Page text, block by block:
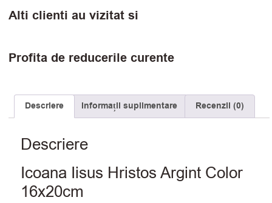
Alti clienti au vizitat si
Profita de reducerile curente
Descriere Informații suplimentare Recenzii (0)
Descriere
Icoana Iisus Hristos Argint Color
16x20cm